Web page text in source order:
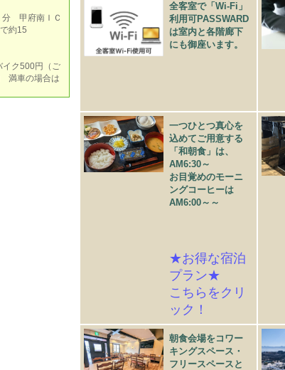
分 甲府南ＩＣ
約15
イク500円（ご
満車の場合は
全客室で「Wi-Fi」
利用可PASSWARD
は室内と各階廊下
にも御座います。
一つひとつ真心を
込めてご用意する
「和朝食」は、
AM6:30～
お目覚めのモーニ
ングコーヒーは
AM6:00～～
★お得な宿泊
プラン★
こちらをクリ
ック！
朝食会場をコワー
キングスペース・
フリースペースと